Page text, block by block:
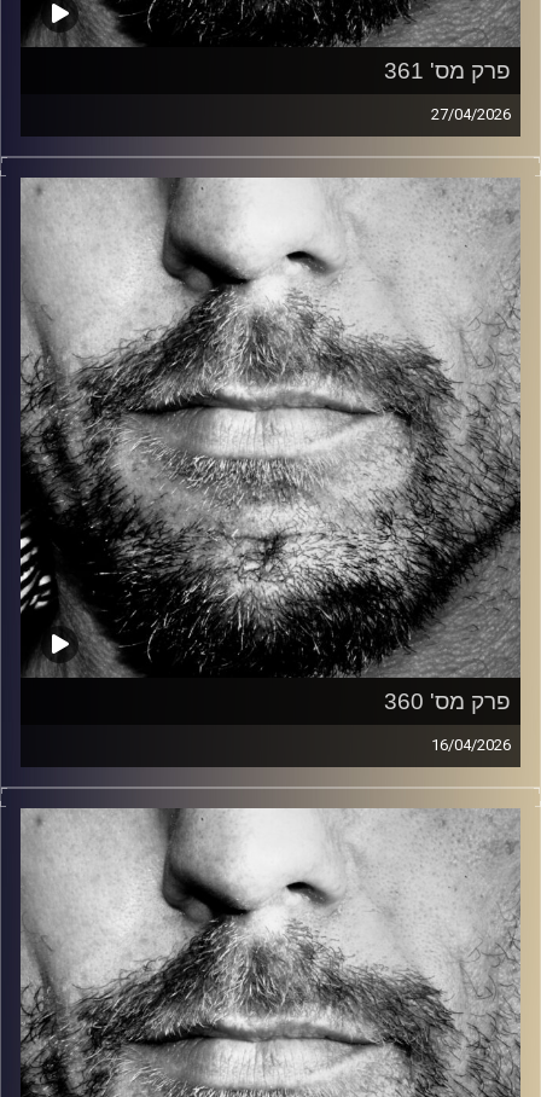
פרק מס' 361
27/04/2026
זיפים, מוזיקה מחוספסת של הופעות חיות. הרבה ג'אם, רוק,
בלוז, bluegrass, ג'אז, Fאנק, פרוגרסיב ואפילו אלקטרוניקה.
כל מה שחי, אמיתי ונושם.
עם שמוליק רגב.
קרדיט תמונות: David Goehring
פרק מס' 360
16/04/2026
זיפים, מוזיקה מחוספסת של הופעות חיות. הרבה ג'אם, רוק,
בלוז, bluegrass, ג'אז, Fאנק, פרוגרסיב ואפילו אלקטרוניקה.
כל מה שחי, אמיתי ונושם.
עם שמוליק רגב.
קרדיט תמונות: David Goehring